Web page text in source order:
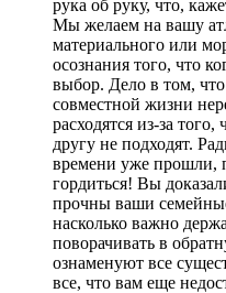
рука об руку, что,
Мы желаем на вашу
материального или
осознания того, что
выбор. Дело в том, что
совместной жизни
расходятся из-за
другу не подходят.
времени уже прошли,
гордиться! Вы
прочны ваши
насколько важно
поворачивать в
ознаменуют все
все, что вам еще